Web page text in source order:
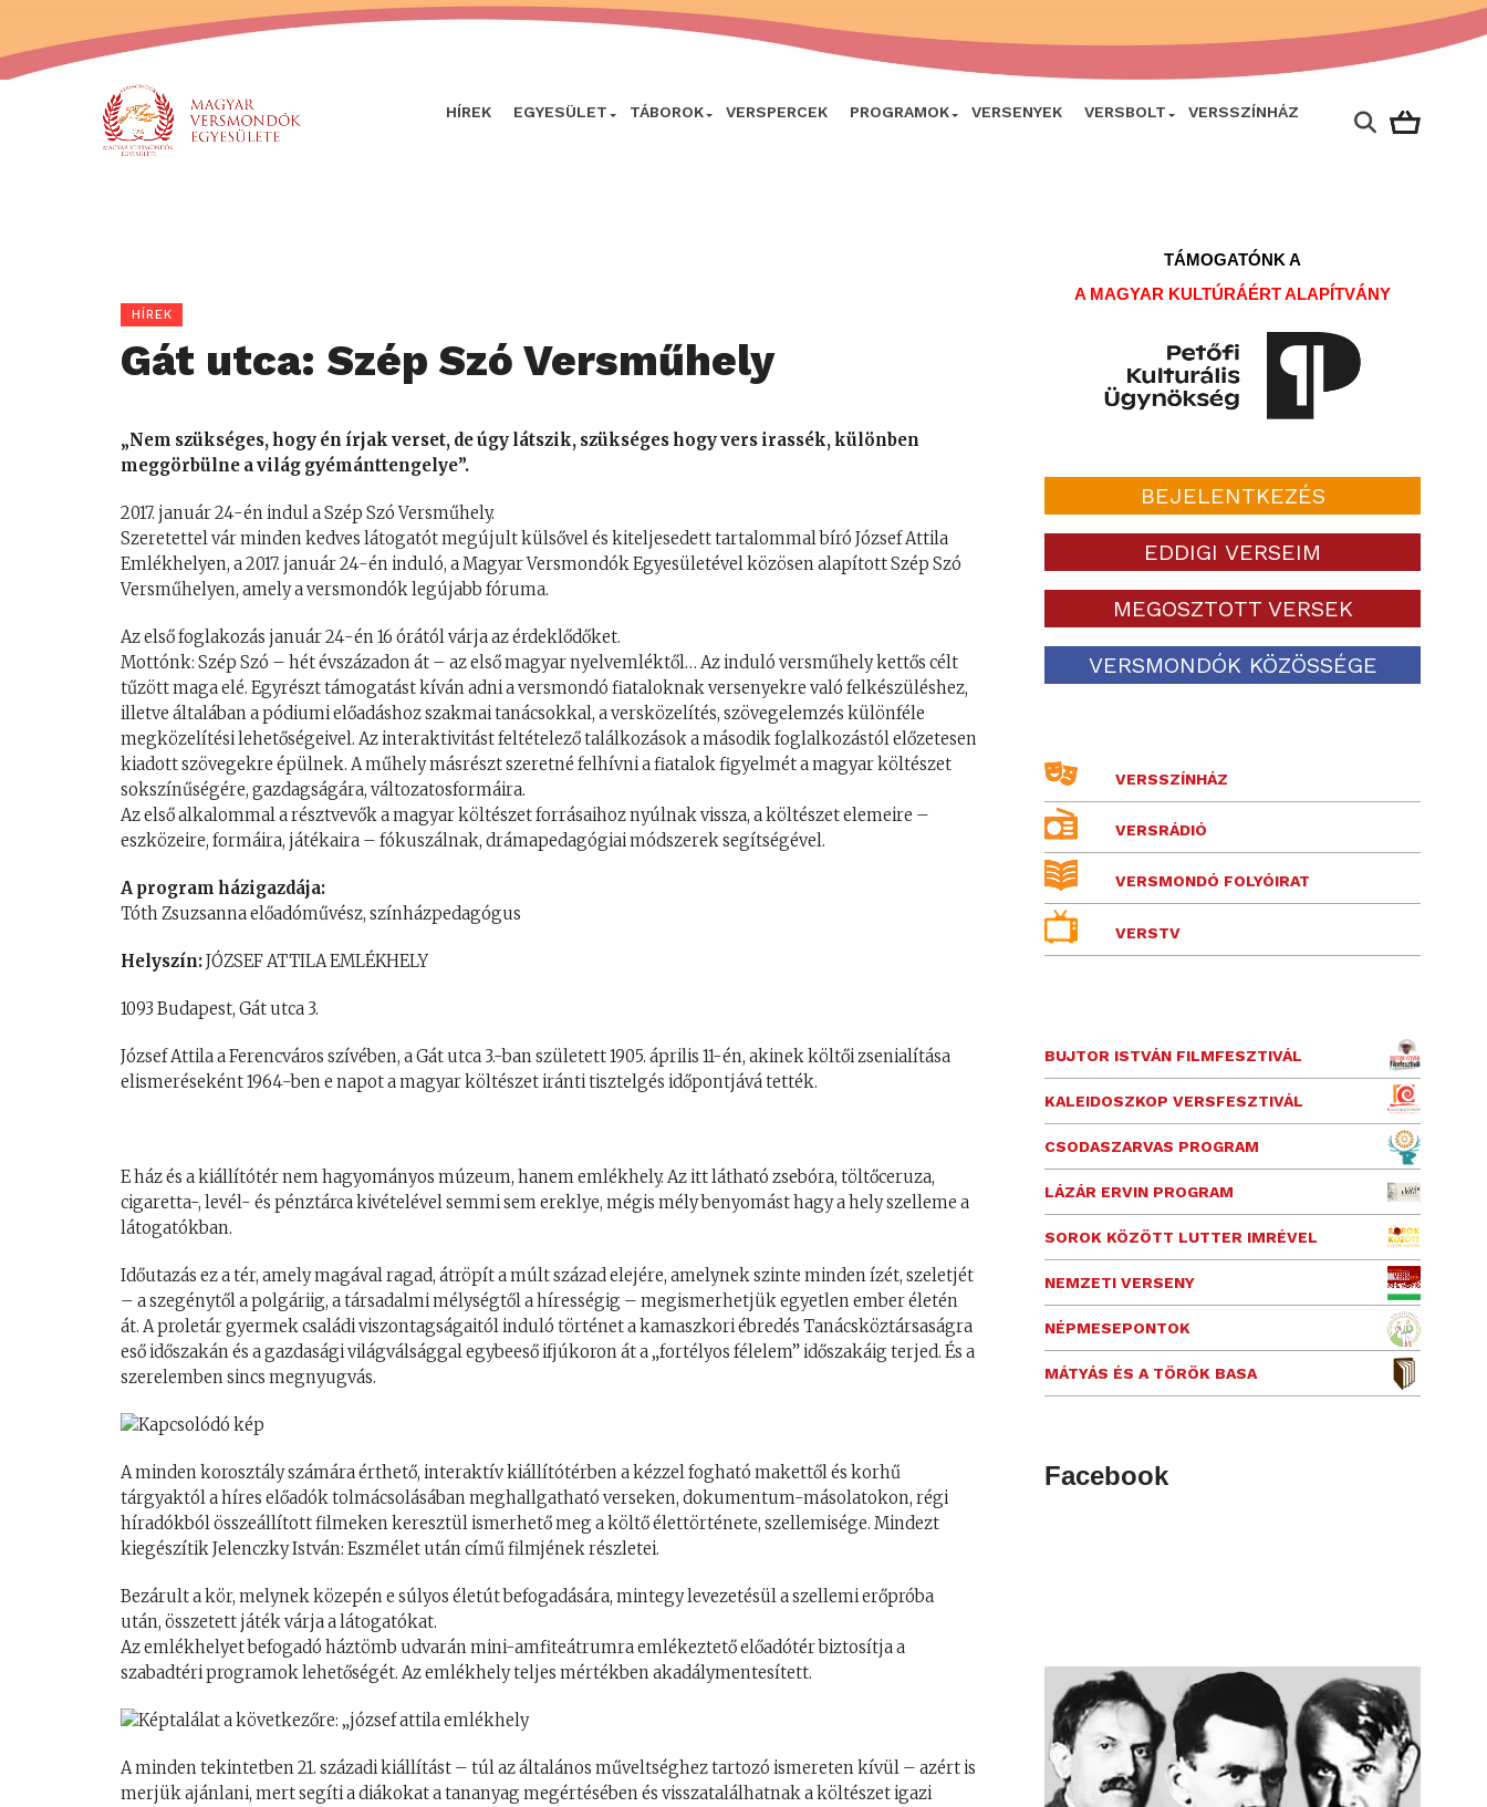
HÍREK EGYESÜLET TÁBOROK VERSPERCEK PROGRAMOK VERSENYEK VERSBOLT VERSSZÍNHÁZ
HÍREK
Gát utca: Szép Szó Versműhely
„Nem szükséges, hogy én írjak verset, de úgy látszik, szükséges hogy vers irassék, különben
meggörbülne a világ gyémánttengelye”.
2017. január 24-én indul a Szép Szó Versműhely.
Szeretettel vár minden kedves látogatót megújult külsővel és kiteljesedett tartalommal bíró József Attila
Emlékhelyen, a 2017. január 24-én induló, a Magyar Versmondók Egyesületével közösen alapított Szép Szó
Versműhelyen, amely a versmondók legújabb fóruma.
Az első foglakozás január 24-én 16 órától várja az érdeklődőket.
Mottónk: Szép Szó – hét évszázadon át – az első magyar nyelvemléktől… Az induló versműhely kettős célt
tűzött maga elé. Egyrészt támogatást kíván adni a versmondó fiataloknak versenyekre való felkészüléshez,
illetve általában a pódiumi előadáshoz szakmai tanácsokkal, a versközelítés, szövegelemzés különféle
megközelítési lehetőségeivel. Az interaktivitást feltételező találkozások a második foglalkozástól előzetesen
kiadott szövegekre épülnek. A műhely másrészt szeretné felhívni a fiatalok figyelmét a magyar költészet
sokszínűségére, gazdagságára, változatosformáira.
Az első alkalommal a résztvevők a magyar költészet forrásaihoz nyúlnak vissza, a költészet elemeire –
eszközeire, formáira, játékaira – fókuszálnak, drámapedagógiai módszerek segítségével.
A program házigazdája:
Tóth Zsuzsanna előadóművész, színházpedagógus
Helyszín:JÓZSEF ATTILA EMLÉKHELY
1093 Budapest, Gát utca 3.
József Attila a Ferencváros szívében, a Gát utca 3.-ban született 1905. április 11-én, akinek költői zsenialítása
elismeréseként 1964-ben e napot a magyar költészet iránti tisztelgés időpontjává tették.
E ház és a kiállítótér nem hagyományos múzeum, hanem emlékhely. Az itt látható zsebóra, töltőceruza,
cigaretta-, levél- és pénztárca kivételével semmi sem ereklye, mégis mély benyomást hagy a hely szelleme a
látogatókban.
Időutazás ez a tér, amely magával ragad, átröpít a múlt század elejére, amelynek szinte minden ízét, szeletjét
– a szegénytől a polgáriig, a társadalmi mélységtől a hírességig – megismerhetjük egyetlen ember életén
át. A proletár gyermek családi viszontagságaitól induló történet a kamaszkori ébredés Tanácsköztársaságra
eső időszakán és a gazdasági világválsággal egybeeső ifjúkoron át a „fortélyos félelem” időszakáig terjed. És a
szerelemben sincs megnyugvás.
A minden korosztály számára érthető, interaktív kiállítótérben a kézzel fogható makettől és korhű
tárgyaktól a híres előadók tolmácsolásában meghallgatható verseken, dokumentum-másolatokon, régi
híradókból összeállított filmeken keresztül ismerhető meg a költő élettörténete, szellemisége. Mindezt
kiegészítik Jelenczky István: Eszmélet után című filmjének részletei.
Bezárult a kör, melynek közepén e súlyos életút befogadására, mintegy levezetésül a szellemi erőpróba
után, összetett játék várja a látogatókat.
Az emlékhelyet befogadó háztömb udvarán mini-amfiteátrumra emlékeztető előadótér biztosítja a
szabadtéri programok lehetőségét. Az emlékhely teljes mértékben akadálymentesített.
A minden tekintetben 21. századi kiállítást – túl az általános műveltséghez tartozó ismereten kívül – azért is
merjük ajánlani, mert segíti a diákokat a tananyag megértésében és visszatalálhatnak a költészet igazi
TÁMOGATÓNK A
A MAGYAR KULTÚRÁÉRT ALAPÍTVÁNY
BEJELENTKEZÉS
EDDIGI VERSEIM
MEGOSZTOTT VERSEK
VERSMONDÓK KÖZÖSSÉGE
VERSSZÍNHÁZ
VERSRÁDIÓ
VERSMONDÓ FOLYÓIRAT
VERSTV
BUJTOR ISTVÁN FILMFESZTIVÁL
KALEIDOSZKOP VERSFESZTIVÁL
CSODASZARVAS PROGRAM
LÁZÁR ERVIN PROGRAM
SOROK KÖZÖTT LUTTER IMRÉVEL
NEMZETI VERSENY
NÉPMESEPONTOK
MÁTYÁS ÉS A TÖRÖK BASA
Facebook